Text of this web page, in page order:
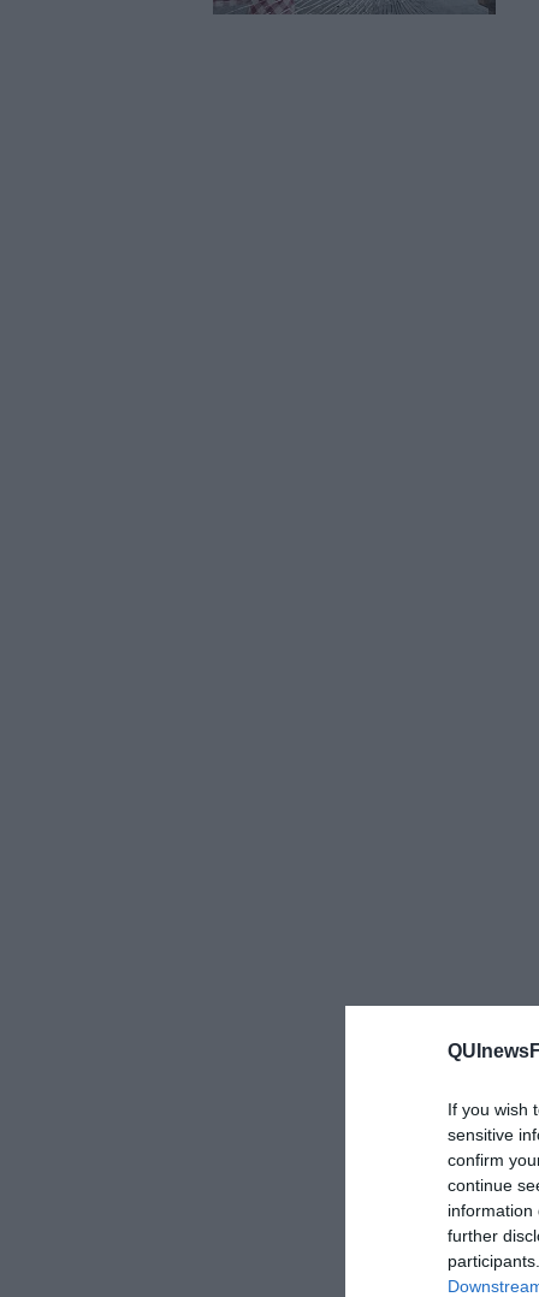
If you wish
sensitive
confirm
continue
information
further